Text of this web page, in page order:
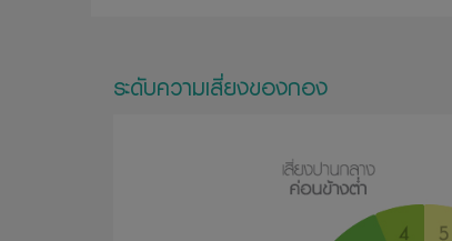
ระดับความเสี่ยงของกอง